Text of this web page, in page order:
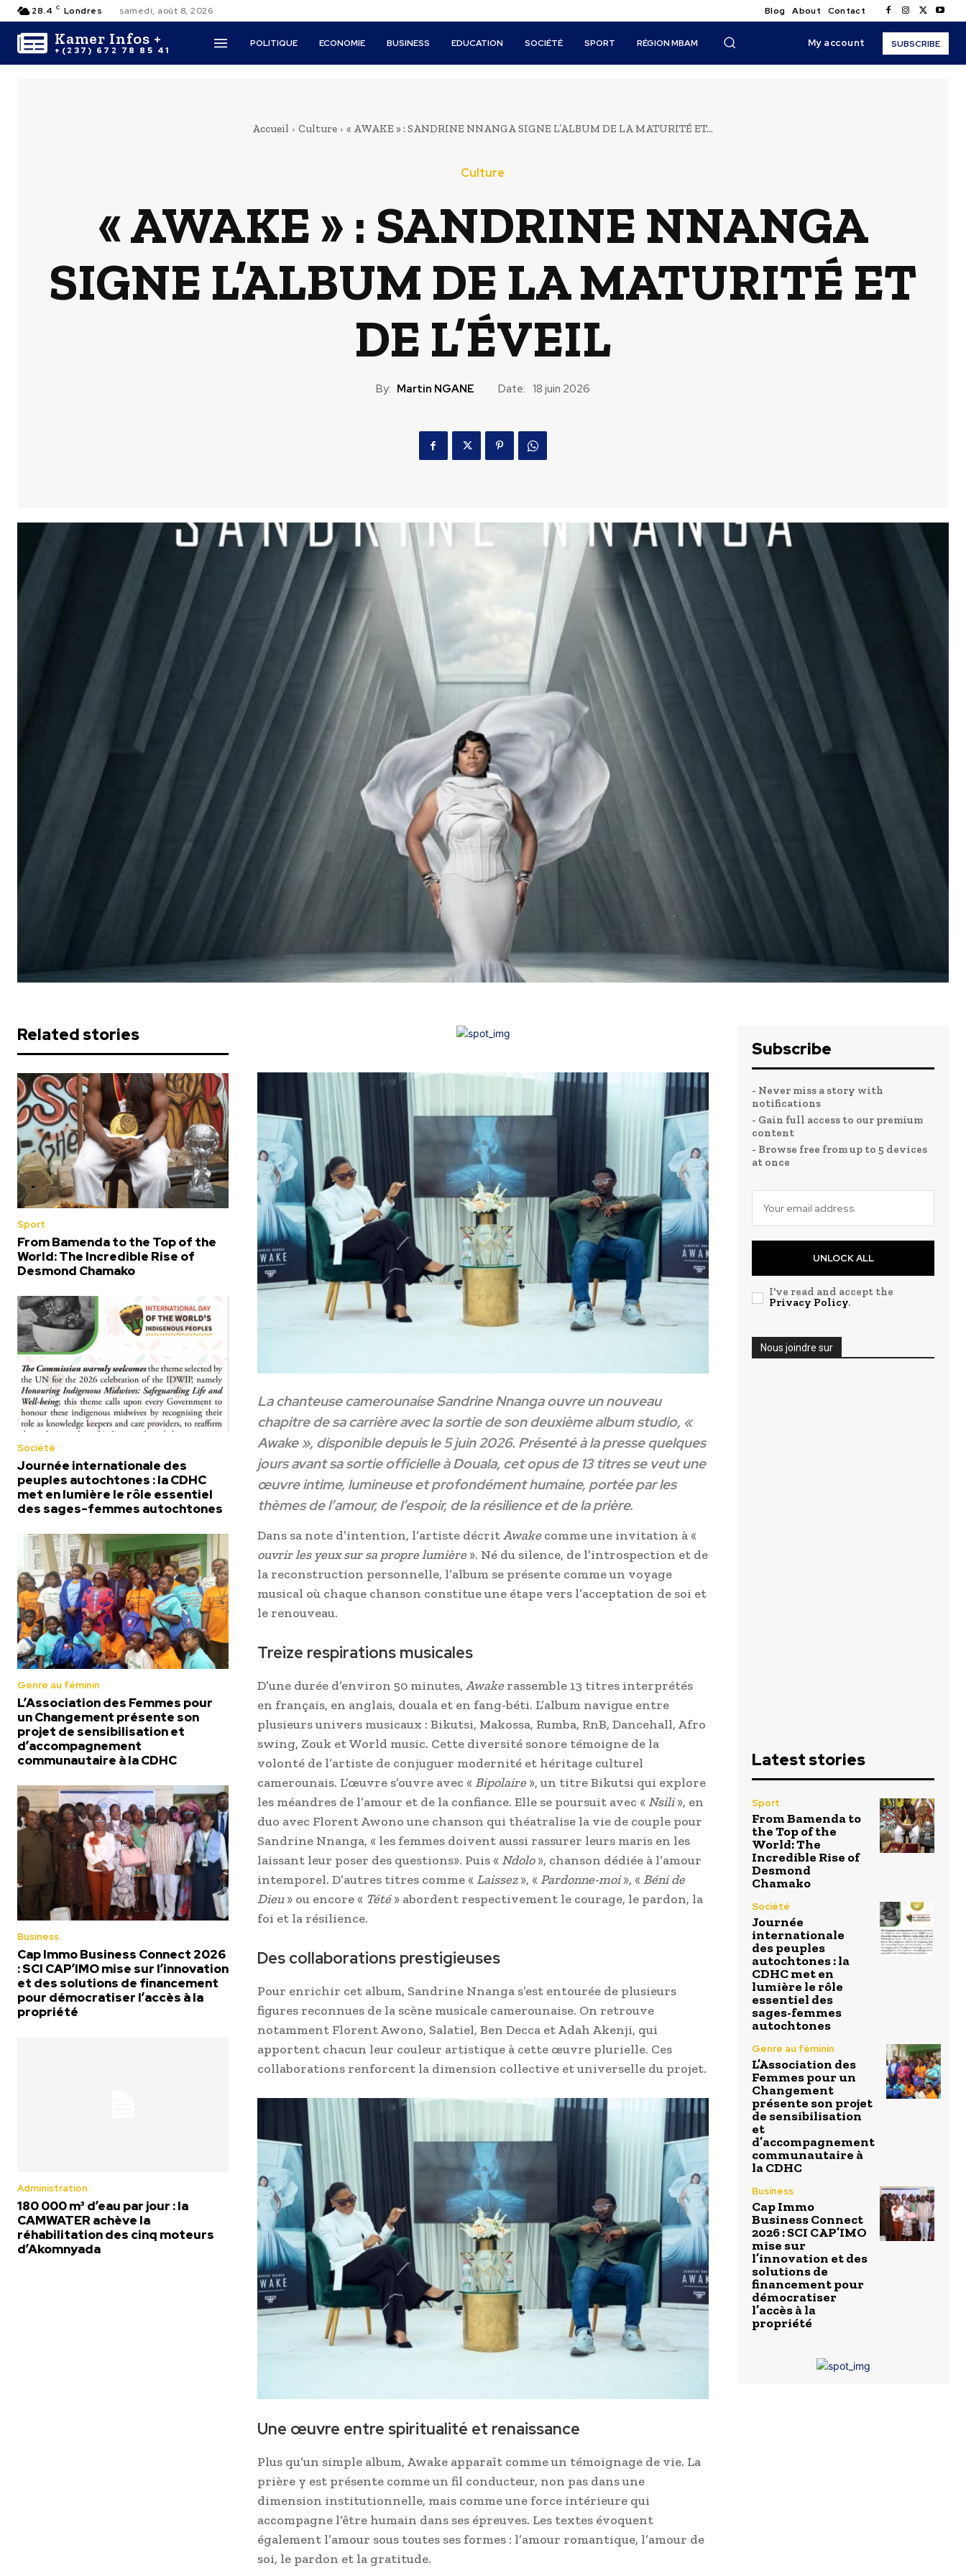
28.4 C Londres samedi, août 8, 2026 Blog About Contact
Kamer Infos +
+(237) 672 78 85 41
POLITIQUE ECONOMIE BUSINESS EDUCATION SOCIÉTÉ SPORT RÉGION MBAM My account SUBSCRIBE
Accueil Culture « AWAKE » : SANDRINE NNANGA SIGNE L’ALBUM DE LA MATURITÉ ET...
Culture
« AWAKE » : SANDRINE NNANGA
SIGNE L’ALBUM DE LA MATURITÉ ET
DE L’ÉVEIL
By: Martin NGANE Date: 18 juin 2026
Related stories
Sport
From Bamenda to the Top of the
World: The Incredible Rise of
Desmond Chamako
Société
Journée internationale des
peuples autochtones : la CDHC
met en lumière le rôle essentiel
des sages-femmes autochtones
Genre au féminin
L’Association des Femmes pour
un Changement présente son
projet de sensibilisation et
d’accompagnement
communautaire à la CDHC
Business
Cap Immo Business Connect 2026
: SCI CAP’IMO mise sur l’innovation
et des solutions de financement
pour démocratiser l’accès à la
propriété
Administration
180 000 m³ d’eau par jour : la
CAMWATER achève la
réhabilitation des cinq moteurs
d’Akomnyada
La chanteuse camerounaise Sandrine Nnanga ouvre un nouveau
chapitre de sa carrière avec la sortie de son deuxième album studio, «
Awake », disponible depuis le 5 juin 2026. Présenté à la presse quelques
jours avant sa sortie officielle à Douala, cet opus de 13 titres se veut une
œuvre intime, lumineuse et profondément humaine, portée par les
thèmes de l’amour, de l’espoir, de la résilience et de la prière.
Dans sa note d’intention, l’artiste décritAwakecomme une invitation à «
ouvrir les yeux sur sa propre lumière». Né du silence, de l’introspection et de
la reconstruction personnelle, l’album se présente comme un voyage
musical où chaque chanson constitue une étape vers l’acceptation de soi et
le renouveau.
Treize respirations musicales
D’une durée d’environ 50 minutes, Awakerassemble 13 titres interprétés
en français, en anglais, douala et en fang-béti. L’album navigue entre
plusieurs univers musicaux : Bikutsi, Makossa, Rumba, RnB, Dancehall, Afro
swing, Zouk et World music. Cette diversité sonore témoigne de la
volonté de l’artiste de conjuguer modernité et héritage culturel
camerounais. L’œuvre s’ouvre avec « Bipolaire», un titre Bikutsi qui explore
les méandres de l’amour et de la confiance. Elle se poursuit avec « Nsili», en
duo avec Florent Awono une chanson qui théatralise la vie de couple pour
Sandrine Nnanga, « les femmes doivent aussi rassurer leurs maris en les
laissant leur poser des questions». Puis « Ndolo», chanson dédiée à l’amour
intemporel. D’autres titres comme « Laissez», « Pardonne-moi», « Béni de
Dieu» ou encore « Tété» abordent respectivement le courage, le pardon, la
foi et la résilience.
Des collaborations prestigieuses
Pour enrichir cet album, Sandrine Nnanga s’est entourée de plusieurs
figures reconnues de la scène musicale camerounaise. On retrouve
notamment Florent Awono, Salatiel, Ben Decca et Adah Akenji, qui
apportent chacun leur couleur artistique à cette œuvre plurielle. Ces
collaborations renforcent la dimension collective et universelle du projet.
Une œuvre entre spiritualité et renaissance
Plus qu’un simple album, Awake apparaît comme un témoignage de vie. La
prière y est présente comme un fil conducteur, non pas dans une
dimension institutionnelle, mais comme une force intérieure qui
accompagne l’être humain dans ses épreuves. Les textes évoquent
également l’amour sous toutes ses formes : l’amour romantique, l’amour de
soi, le pardon et la gratitude.
Subscribe
- Never miss a story with
notifications
- Gain full access to our premium
content
- Browse free from up to 5 devices
at once
UNLOCK ALL
I've read and accept the
Privacy Policy.
Nous joindre sur
Latest stories
Sport
From Bamenda to
the Top of the
World: The
Incredible Rise of
Desmond
Chamako
Société
Journée
internationale
des peuples
autochtones : la
CDHC met en
lumière le rôle
essentiel des
sages-femmes
autochtones
Genre au féminin
L’Association des
Femmes pour un
Changement
présente son projet
de sensibilisation
et
d’accompagnement
communautaire à
la CDHC
Business
Cap Immo
Business Connect
2026 : SCI CAP’IMO
mise sur
l’innovation et des
solutions de
financement pour
démocratiser
l’accès à la
propriété